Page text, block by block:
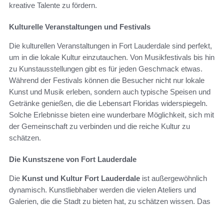
kreative Talente zu fördern.
Kulturelle Veranstaltungen und Festivals
Die kulturellen Veranstaltungen in Fort Lauderdale sind perfekt,
um in die lokale Kultur einzutauchen. Von Musikfestivals bis hin
zu Kunstausstellungen gibt es für jeden Geschmack etwas.
Während der Festivals können die Besucher nicht nur lokale
Kunst und Musik erleben, sondern auch typische Speisen und
Getränke genießen, die die Lebensart Floridas widerspiegeln.
Solche Erlebnisse bieten eine wunderbare Möglichkeit, sich mit
der Gemeinschaft zu verbinden und die reiche Kultur zu
schätzen.
Die Kunstszene von Fort Lauderdale
Die Kunst und Kultur Fort Lauderdale ist außergewöhnlich
dynamisch. Kunstliebhaber werden die vielen Ateliers und
Galerien, die die Stadt zu bieten hat, zu schätzen wissen. Das